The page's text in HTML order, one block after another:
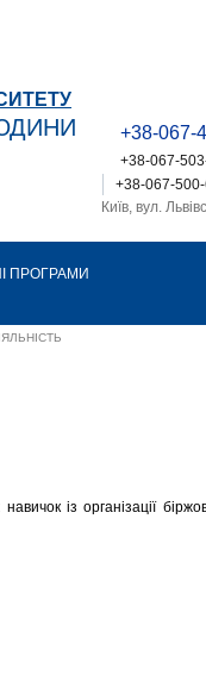
+38-067-
+38-067-
+38-067-
Київ, вул.
ПРОГРАМИ
із організації